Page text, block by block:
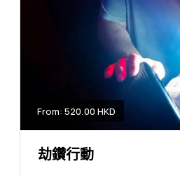
From: 520.00 HKD
劫鑽行動